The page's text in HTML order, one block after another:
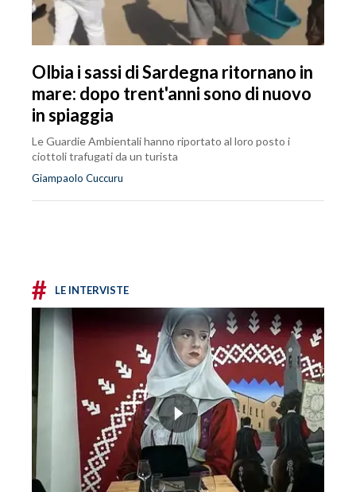
Olbia i sassi di Sardegna ritornano in
mare: dopo trent'anni sono di nuovo
in spiaggia
Le Guardie Ambientali hanno riportato al loro posto i
ciottoli trafugati da un turista
Giampaolo Cuccuru
# LE INTERVISTE